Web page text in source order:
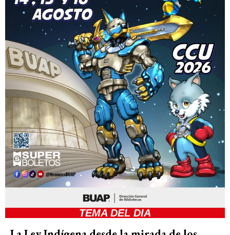
TEMA DEL DIA